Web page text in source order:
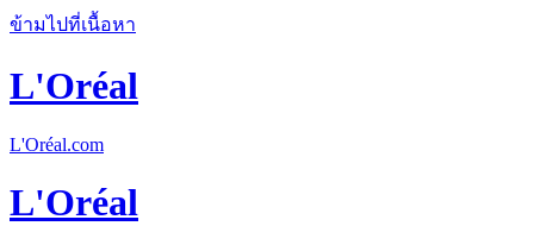
ข้ามไปที่เนื้อหา
L'Oréal
L'Oréal.com
L'Oréal